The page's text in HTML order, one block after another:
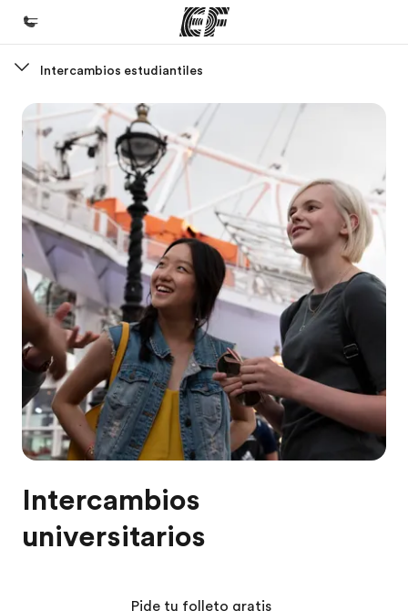
Bienvenido a EF
Programas
Ver todo lo que hacemos
Oficinas
Encuentra una oficina
Sobre nosotros
Quiénes somos
Trabajos
Únete al equipo
Intercambios estudiantiles
Intercambios
universitarios
Pide tu folleto gratis